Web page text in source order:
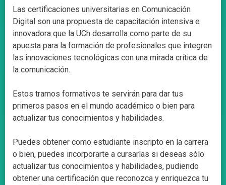
Las certificaciones universitarias en Comunicación
Digital son una propuesta de capacitación intensiva e
innovadora que la UCh desarrolla como parte de su
apuesta para la formación de profesionales que integren
las innovaciones tecnológicas con una mirada crítica de
la comunicación.
Estos tramos formativos te servirán para dar tus
primeros pasos en el mundo académico o bien para
actualizar tus conocimientos y habilidades.
Puedes obtener como estudiante inscripto en la carrera
o bien, puedes incorporarte a cursarlas si deseas sólo
actualizar tus conocimientos y habilidades, pudiendo
obtener una certificación que reconozca y enriquezca tu